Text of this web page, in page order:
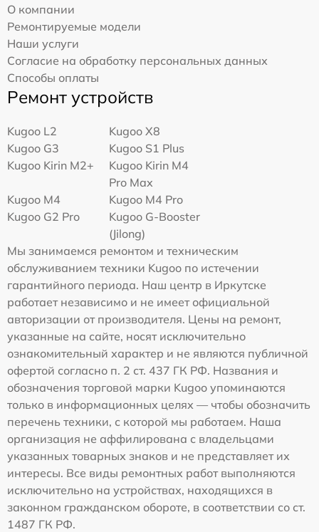
О компании
Ремонтируемые модели
Наши услуги
Согласие на обработку персональных данных
Способы оплаты
Ремонт устройств
Kugoo L2
Kugoo X8
Kugoo G3
Kugoo S1 Plus
Kugoo Kirin M2+
Kugoo Kirin M4
Pro Max
Kugoo M4
Kugoo M4 Pro
Kugoo G2 Pro
Kugoo G-Booster
(Jilong)
Мы занимаемся ремонтом и техническим
обслуживанием техники Kugoo по истечении
гарантийного периода. Наш центр в Иркутске
работает независимо и не имеет официальной
авторизации от производителя. Цены на ремонт,
указанные на сайте, носят исключительно
ознакомительный характер и не являются публичной
офертой согласно п. 2 ст. 437 ГК РФ. Названия и
обозначения торговой марки Kugoo упоминаются
только в информационных целях — чтобы обозначить
перечень техники, с которой мы работаем. Наша
организация не аффилирована с владельцами
указанных товарных знаков и не представляет их
интересы. Все виды ремонтных работ выполняются
исключительно на устройствах, находящихся в
законном гражданском обороте, в соответствии со ст.
1487 ГК РФ.